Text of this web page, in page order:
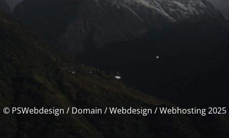
© PSWebdesign / Domain / Webdesign / Webhosting 2025